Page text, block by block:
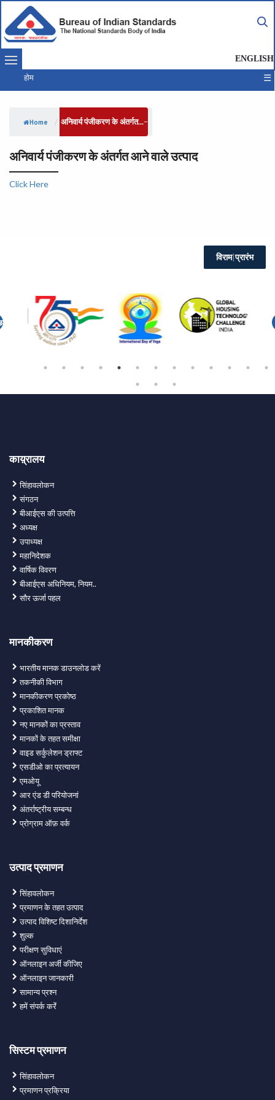
ENGLISH
होम ☰
Home / अनिवार्य पंजीकरण के अंतर्गत...
अनिवार्य पंजीकरण के अंतर्गत आने वाले उत्पाद
Click Here
विराम|प्रारंभ
काय़्रालय
सिंहावलोकन
संगठन
बीआईएस की उत्पत्ति
अध्यक्ष
उपाध्यक्ष
महानिदेशक
वार्षिक विवरण
बीआईएस अधिनियम, नियम..
सौर ऊर्जा पहल
मानकीकरण
भारतीय मानक डाउनलोड करें
तकनीकी विभाग
मानकीकरण प्रकोष्ठ
प्रकाशित मानक
नए मानकों का प्रस्ताव
मानकों के तहत समीक्षा
वाइड सर्कुलेशन ड्राफ्ट
एसडीओ का प्रत्यायन
एमओयू
आर एंड डी परियोजनां
अंतर्राष्ट्रीय सम्बन्ध
प्रोग्राम ऑफ़ वर्क
उत्पाद प्रमाणन
सिंहावलोकन
प्रमाणन के तहत उत्पाद
उत्पाद विशिष्ट दिशानिर्देश
शुल्क
परीक्षण सुविधाएं
ऑनलाइन अर्जी कीजिए
ऑनलाइन जानकारी
सामान्य प्रश्न
हमें संपर्क करेंं
सिस्टम प्रमाणन
सिंहावलोकन
प्रमाणन प्रक्रिया